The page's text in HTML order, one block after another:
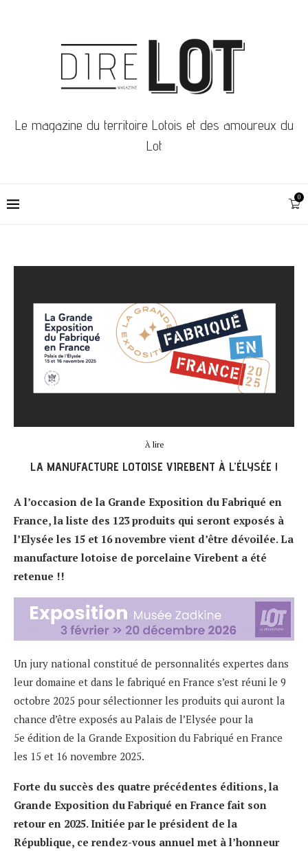
Le magazine du territoire Lotois et des amoureux du
Lot
0
À lire
LA MANUFACTURE LOTOISE VIREBENT À L’ÉLYSÉE !
A l’occasion de la Grande Exposition du Fabriqué en
France, la liste des 123 produits qui seront exposés à
l’Elysée les 15 et 16 novembre vient d’être dévoilée. La
manufacture lotoise de porcelaine Virebent a été
retenue !!
Un jury national constitué de personnalités expertes dans
leur domaine et dans le fabriqué en France s’est réuni le 9
octobre 2025 pour sélectionner les produits qui auront la
chance d’être exposés au Palais de l’Elysée pour la
5e édition de la Grande Exposition du Fabriqué en France
les 15 et 16 novembre 2025.
Forte du succès des quatre précédentes éditions, la
Grande Exposition du Fabriqué en France fait son
retour en 2025. Initiée par le président de la
République, ce rendez-vous annuel met à l’honneur